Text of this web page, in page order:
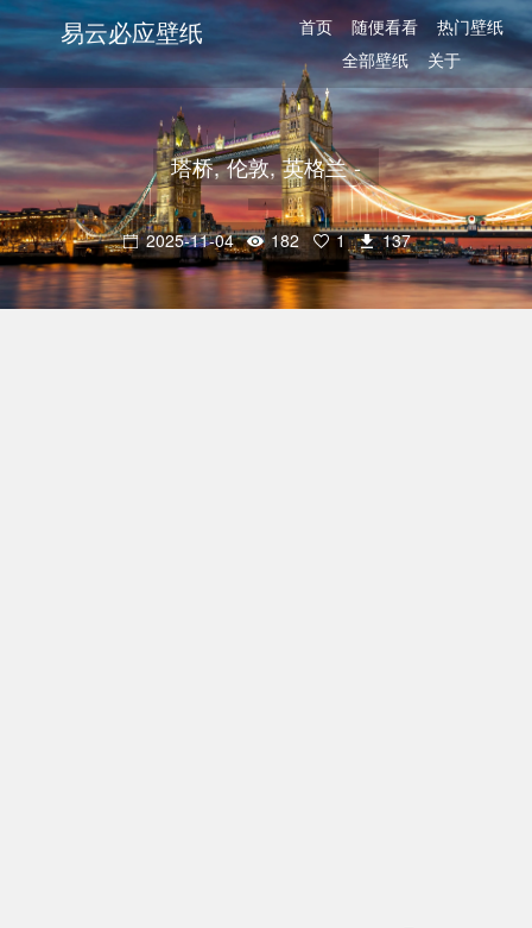
易云必应壁纸 首页 随便看看
热门壁纸
全部壁纸
关于
塔桥, 伦敦, 英格兰 -
2025-11-04 182 1 137